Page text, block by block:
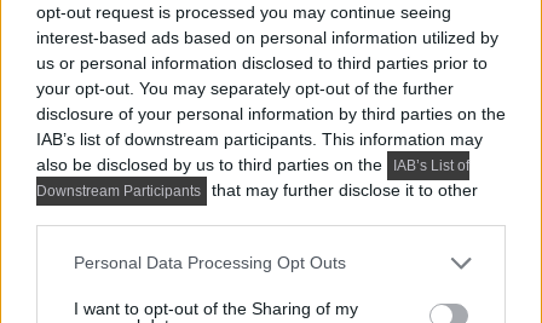
opt-out request is processed you may continue seeing
interest-based ads based on personal information utilized by
us or personal information disclosed to third parties prior to
your opt-out. You may separately opt-out of the further
disclosure of your personal information by third parties on the
IAB’s list of downstream participants. This information may
also be disclosed by us to third parties on the
IAB’s List of
Downstream Participants
that may further disclose it to other
Please note that this website/app uses one or more Google
not limited to your visit or usage behaviour. You may click to
Personal Data Processing Opt Outs
I want to opt-out of the Sharing of my